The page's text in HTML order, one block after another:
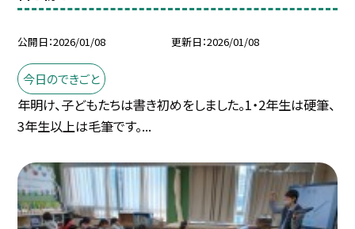
公開日 2026/01/08 更新日 2026/01/08
今日のできごと
年明け、子どもたちは書き初めをしました。1・2年生は硬筆、
3年生以上は毛筆です。...